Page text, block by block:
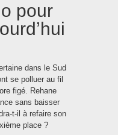
pour
dans le Sud
se polluer au fil
figé. Rehane
sans baisser
t-il à refaire son
place ?